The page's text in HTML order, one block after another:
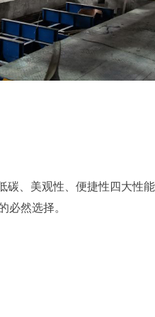
碳、美观性、便捷性四大性
必然选择。